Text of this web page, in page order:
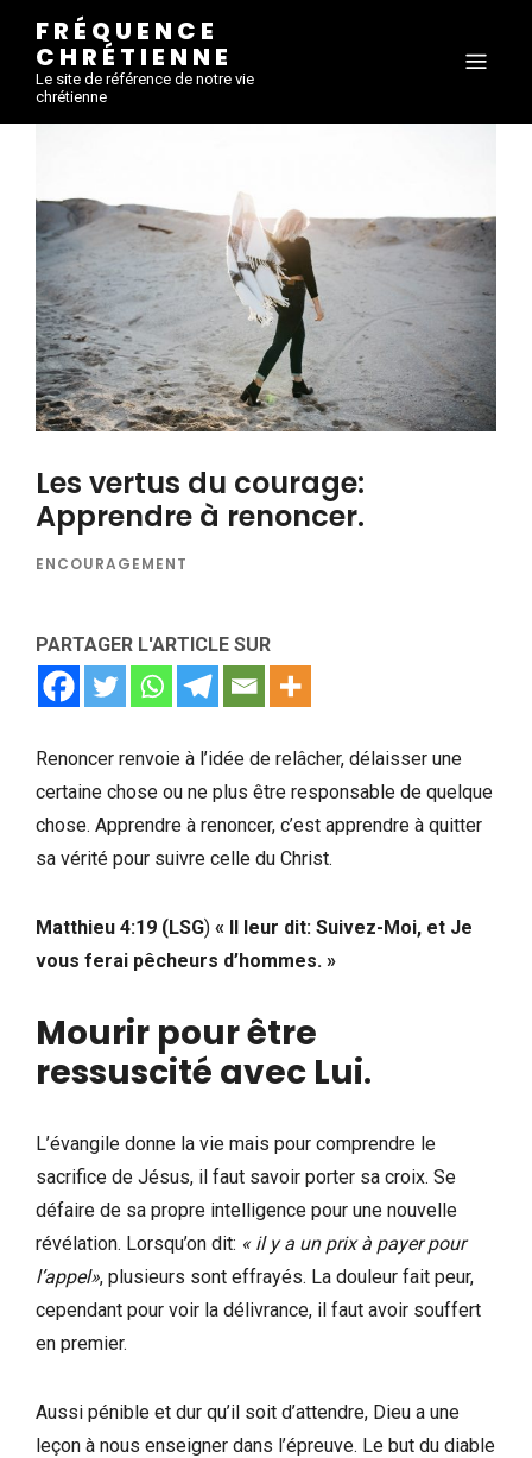
FRÉQUENCE
CHRÉTIENNE
Le site de référence de notre vie
chrétienne
Les vertus du courage:
Apprendre à renoncer.
ENCOURAGEMENT
PARTAGER L'ARTICLE SUR
Renoncer renvoie à l’idée de relâcher, délaisser une
certaine chose ou ne plus être responsable de quelque
chose. Apprendre à renoncer, c’est apprendre à quitter
sa vérité pour suivre celle du Christ.
Matthieu 4:19 (LSG) « Il leur dit: Suivez-Moi, et Je
vous ferai pêcheurs d’hommes. »
Mourir pour être
ressuscité avec Lui.
L’évangile donne la vie mais pour comprendre le
sacrifice de Jésus, il faut savoir porter sa croix. Se
défaire de sa propre intelligence pour une nouvelle
révélation. Lorsqu’on dit: « il y a un prix à payer pour
l’appel», plusieurs sont effrayés. La douleur fait peur,
cependant pour voir la délivrance, il faut avoir souffert
en premier.
Aussi pénible et dur qu’il soit d’attendre, Dieu a une
leçon à nous enseigner dans l’épreuve. Le but du diable